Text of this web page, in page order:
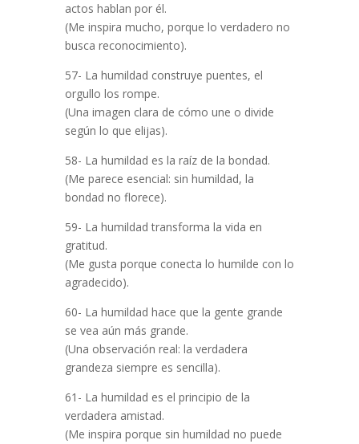
actos hablan por él.
(Me inspira mucho, porque lo verdadero no
busca reconocimiento).
57- La humildad construye puentes, el
orgullo los rompe.
(Una imagen clara de cómo une o divide
según lo que elijas).
58- La humildad es la raíz de la bondad.
(Me parece esencial: sin humildad, la
bondad no florece).
59- La humildad transforma la vida en
gratitud.
(Me gusta porque conecta lo humilde con lo
agradecido).
60- La humildad hace que la gente grande
se vea aún más grande.
(Una observación real: la verdadera
grandeza siempre es sencilla).
61- La humildad es el principio de la
verdadera amistad.
(Me inspira porque sin humildad no puede